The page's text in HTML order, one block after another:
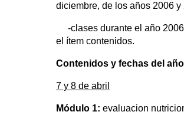
diciembre, de los años 2006 y
-clases durante el año
el ítem contenidos.
Contenidos y fechas del
7 y 8 de abril
Módulo 1: evaluacion